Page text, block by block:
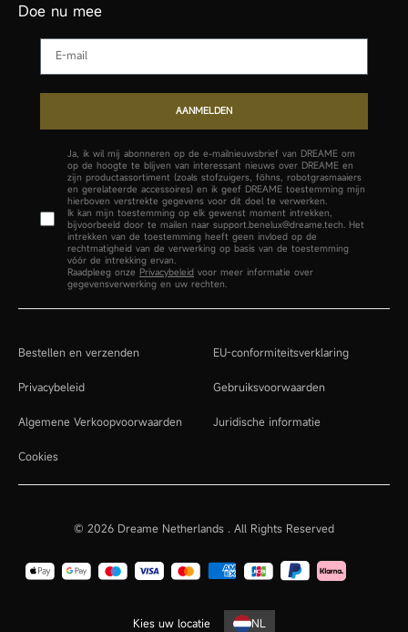
Doe nu mee
AANMELDEN
Ja, ik wil mij abonneren op de e-mailnieuwsbrief van DREAME om
op de hoogte te blijven van interessant nieuws over DREAME en
zijn productassortiment (zoals stofzuigers, föhns, robotgrasmaaiers
en gerelateerde accessoires) en ik geef DREAME toestemming mijn
hierboven verstrekte gegevens voor dit doel te verwerken.
Ik kan mijn toestemming op elk gewenst moment intrekken,
bijvoorbeeld door te mailen naar support.benelux@dreame.tech. Het
intrekken van de toestemming heeft geen invloed op de
rechtmatigheid van de verwerking op basis van de toestemming
vóór de intrekking ervan.
Raadpleeg onze Privacybeleid voor meer informatie over
gegevensverwerking en uw rechten.
Bestellen en verzenden EU-conformiteitsverklaring
Privacybeleid Gebruiksvoorwaarden
Algemene Verkoopvoorwaarden Juridische informatie
Cookies
© 2026 Dreame Netherlands . All Rights Reserved
Kies uw locatie NL